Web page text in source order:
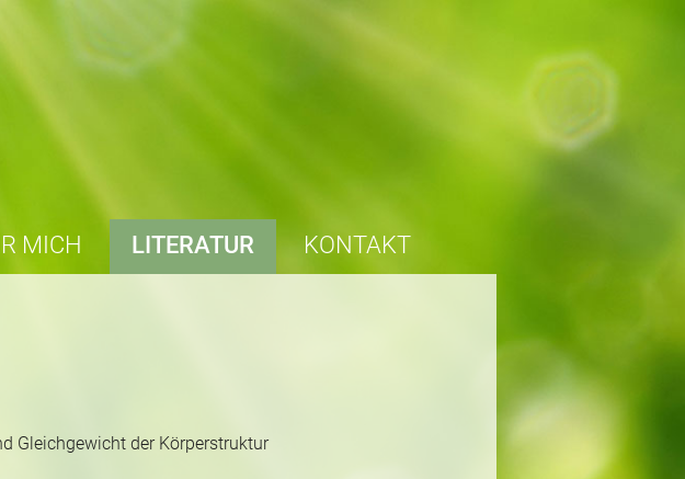
MICH LITERATUR KONTAKT
Gleichgewicht der Körperstruktur